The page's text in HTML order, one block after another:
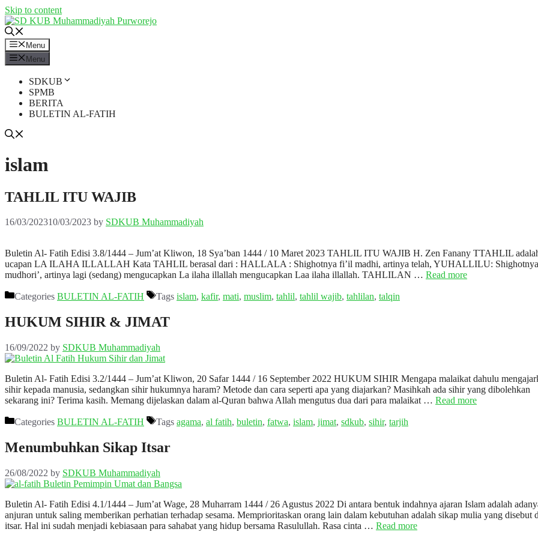
Skip to content
Menu
Menu
SDKUB
SPMB
BERITA
BULETIN AL-FATIH
islam
TAHLIL ITU WAJIB
16/03/202310/03/2023 by SDKUB Muhammadiyah
Buletin Al- Fatih Edisi 3.8/1444 – Jum’at Kliwon, 18 Sya’ban 1444 / 10 Maret 2023 TAHLIL ITU WAJIB H. Zen Fanany TTAHLIL
ucapan LA ILAHA ILLALLAH Kata TAHLIL berasal dari : HALLALA : Shighotnya fi’il madhi, artinya telah, YUHALLILU:
mudhori’, artinya lagi (sedang) mengucapkan La ilaha illallah mengucapkan Laa ilaha illallah. TAHLILAN … Read more
Categories BULETIN AL-FATIH Tags islam, kafir, mati, muslim, tahlil, tahlil wajib, tahlilan, talqin
HUKUM SIHIR & JIMAT
16/09/2022 by SDKUB Muhammadiyah
Buletin Al- Fatih Edisi 3.2/1444 – Jum’at Kliwon, 20 Safar 1444 / 16 September 2022 HUKUM SIHIR Mengapa malaikat dahulu
sihir kepada manusia, sedangkan sihir hukumnya haram? Metode dan cara seperti apa yang diajarkan? Masihkah ada sihir yang dibolehkan
sekarang ini? Terima kasih. Memang dijelaskan dalam al-Quran bahwa Allah mengutus dua dari para malaikat … Read more
Categories BULETIN AL-FATIH Tags agama, al fatih, buletin, fatwa, islam, jimat, sdkub, sihir, tarjih
Menumbuhkan Sikap Itsar
26/08/2022 by SDKUB Muhammadiyah
Buletin Al- Fatih Edisi 4.1/1444 – Jum’at Wage, 28 Muharram 1444 / 26 Agustus 2022 Di antara bentuk indahnya ajaran Islam adalah
anjuran untuk saling memberikan perhatian terhadap sesama. Memprioritaskan orang lain dalam kebutuhan adalah sikap mulia yang disebut
itsar. Hal ini sudah menjadi kebiasaan para sahabat yang hidup bersama Rasulullah. Rasa cinta … Read more